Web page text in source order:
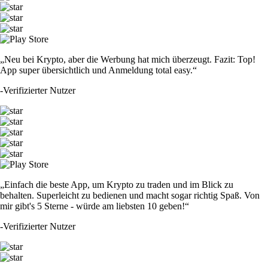
„Neu bei Krypto, aber die Werbung hat mich überzeugt. Fazit: Top!
App super übersichtlich und Anmeldung total easy.“
-Verifizierter Nutzer
„Einfach die beste App, um Krypto zu traden und im Blick zu
behalten. Superleicht zu bedienen und macht sogar richtig Spaß. Von
mir gibt's 5 Sterne - würde am liebsten 10 geben!“
-Verifizierter Nutzer